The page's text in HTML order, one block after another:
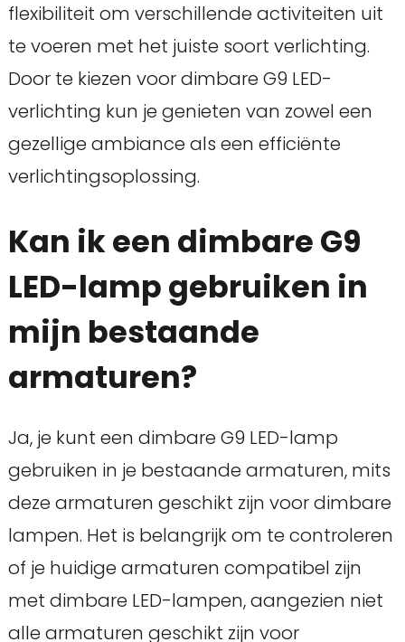
flexibiliteit om verschillende activiteiten uit
te voeren met het juiste soort verlichting.
Door te kiezen voor dimbare G9 LED-
verlichting kun je genieten van zowel een
gezellige ambiance als een efficiënte
verlichtingsoplossing.
Kan ik een dimbare G9
LED-lamp gebruiken in
mijn bestaande
armaturen?
Ja, je kunt een dimbare G9 LED-lamp
gebruiken in je bestaande armaturen, mits
deze armaturen geschikt zijn voor dimbare
lampen. Het is belangrijk om te controleren
of je huidige armaturen compatibel zijn
met dimbare LED-lampen, aangezien niet
alle armaturen geschikt zijn voor